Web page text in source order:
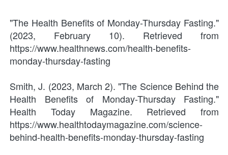
"The Health Benefits of Monday-Thursday Fasting."
(2023, February 10). Retrieved from
https://www.healthnews.com/health-benefits-
monday-thursday-fasting
Smith, J. (2023, March 2). "The Science Behind the
Health Benefits of Monday-Thursday Fasting."
Health Today Magazine. Retrieved from
https://www.healthtodaymagazine.com/science-
behind-health-benefits-monday-thursday-fasting